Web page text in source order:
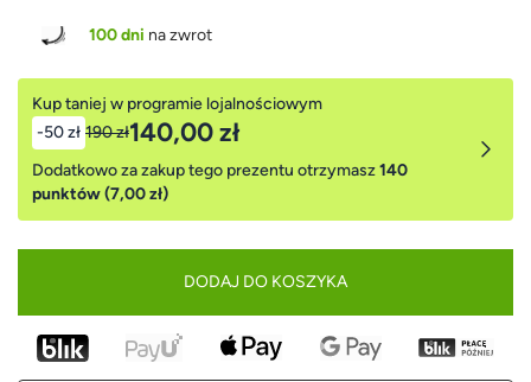
100 dni na zwrot
Kup taniej w programie lojalnościowym
-50 zł 190 zł140,00 zł
Dodatkowo za zakup tego prezentu otrzymasz140
punktów (7,00 zł)
DODAJ DO KOSZYKA